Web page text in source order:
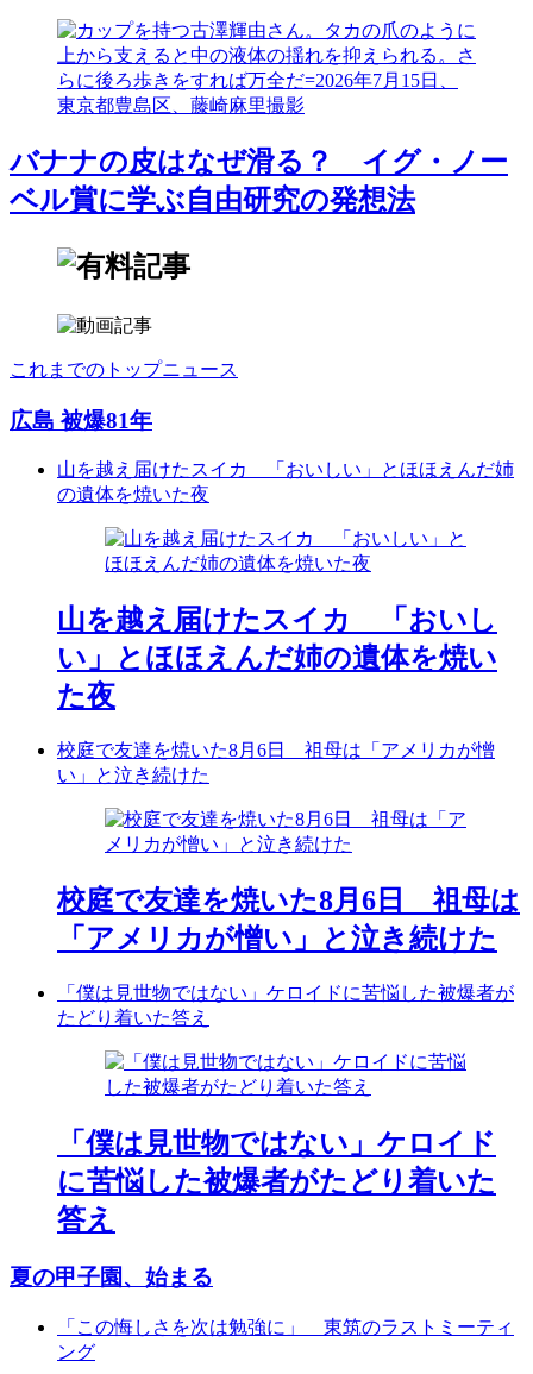
バナナの皮はなぜ滑る？ イグ・ノー
ベル賞に学ぶ自由研究の発想法
これまでのトップニュース
広島 被爆81年
山を越え届けたスイカ 「おいしい」とほほえんだ姉
の遺体を焼いた夜
山を越え届けたスイカ 「おいし
い」とほほえんだ姉の遺体を焼い
た夜
校庭で友達を焼いた8月6日 祖母は「アメリカが憎
い」と泣き続けた
校庭で友達を焼いた8月6日 祖母は
「アメリカが憎い」と泣き続けた
「僕は見世物ではない」ケロイドに苦悩した被爆者が
たどり着いた答え
「僕は見世物ではない」ケロイド
に苦悩した被爆者がたどり着いた
答え
夏の甲子園、始まる
「この悔しさを次は勉強に」 東筑のラストミーティ
ング